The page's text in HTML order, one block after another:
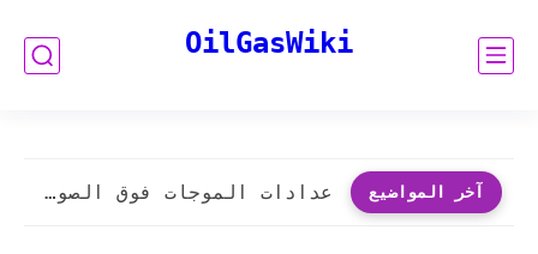
OilGasWiki
آخر المواضيع عدادات الموجات فوق الصوتية | Ultrasonic Flowmeters (UFM)